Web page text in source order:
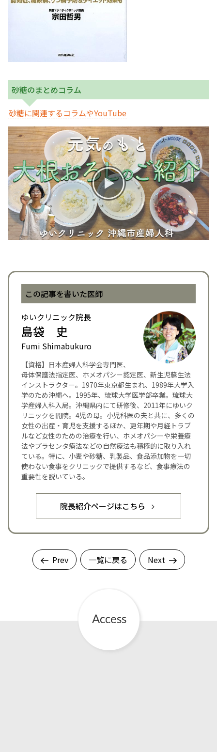
砂糖のまとめコラム
砂糖に関連するコラムやYouTube
この記事を書いた医師
ゆいクリニック院長
島袋 史
Fumi Shimabukuro
【資格】日本産婦人科学会専門医、
母体保護法指定医、ホメオパシー認定医、新生児蘇生法
インストラクター。1970年東京都生まれ、1989年大学入
学のため沖縄へ。1995年、琉球大学医学部卒業。琉球大
学産婦人科入局。沖縄県内にて研修後、2011年にゆいク
リニックを開院。4児の母。小児科医の夫と共に、多くの
女性の出産・育児を支援するほか、更年期や月経トラブ
ルなど女性のための治療を行い、ホメオパシーや栄養療
法やプラセンタ療法などの自然療法も積極的に取り入れ
ている。特に、小麦や砂糖、乳製品、食品添加物を一切
使わない食事をクリニックで提供するなど、食事療法の
重要性を説いている。
院長紹介ページはこちら
Prev 一覧に戻る Next